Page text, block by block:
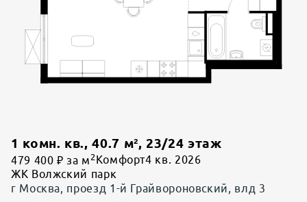
1 комн. кв., 40.7 м²,23/24 этаж
479 400 ₽ за м 2 Комфорт4 кв. 2026
ЖК Волжский парк
г Москва, проезд 1-й Грайвороновский, влд 3